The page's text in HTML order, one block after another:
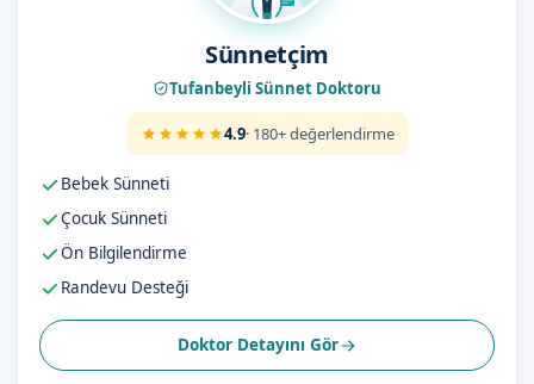
Sünnetçim
Tufanbeyli Sünnet Doktoru
4.9· 180+ değerlendirme
Bebek Sünneti
Çocuk Sünneti
Ön Bilgilendirme
Randevu Desteği
Doktor Detayını Gör